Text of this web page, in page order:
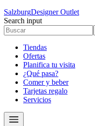
SalzburgDesigner Outlet
Search input
Tiendas
Ofertas
Planifica tu visita
¿Qué pasa?
Comer y beber
Tarjetas regalo
Servicios